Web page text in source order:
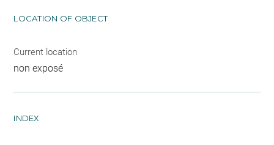
LOCATION OF OBJECT
Current location
non exposé
INDEX